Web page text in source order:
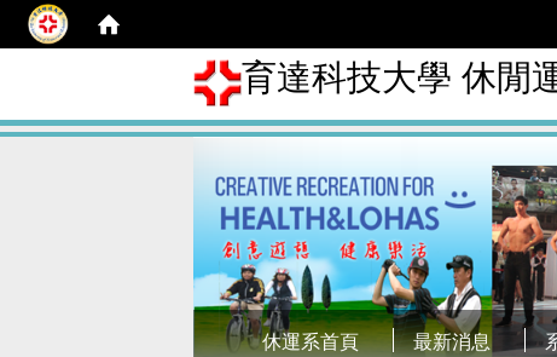
育達科技大學 休閒
休運系首頁 最新消息